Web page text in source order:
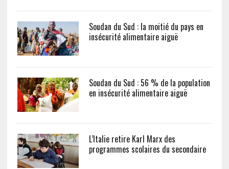
Soudan du Sud : la moitié du pays en
insécurité alimentaire aiguë
Soudan du Sud : 56 % de la population
en insécurité alimentaire aiguë
L’Italie retire Karl Marx des
programmes scolaires du secondaire